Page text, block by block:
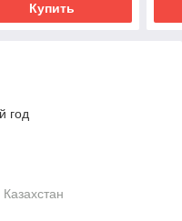
Купить
год